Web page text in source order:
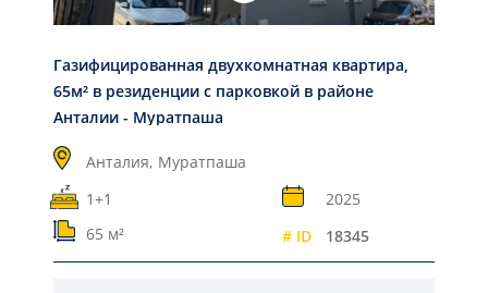
Газифицированная двухкомнатная квартира,
65м² в резиденции с парковкой в районе
Анталии - Муратпаша
Анталия, Муратпаша
1+1
2025
65 м²
# ID 18345